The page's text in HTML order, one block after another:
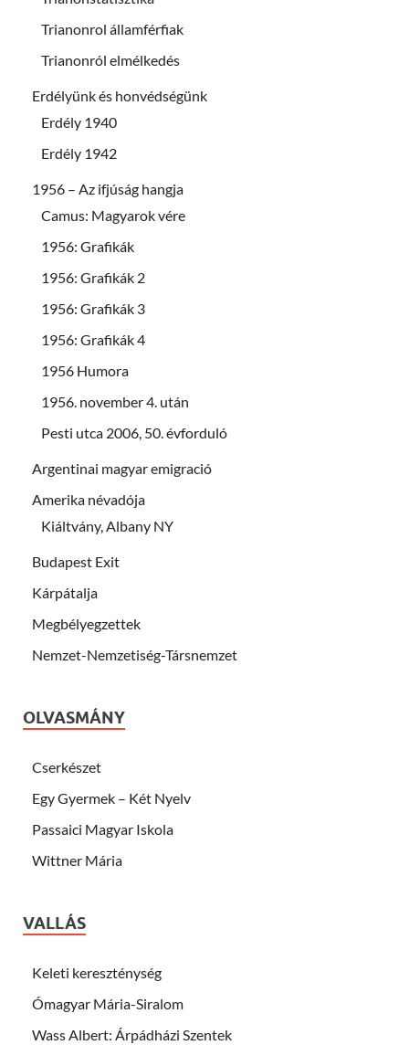
Trianonrol államférfiak
Trianonról elmélkedés
Erdélyünk és honvédségünk
Erdély 1940
Erdély 1942
1956 – Az ifjúság hangja
Camus: Magyarok vére
1956: Grafikák
1956: Grafikák 2
1956: Grafikák 3
1956: Grafikák 4
1956 Humora
1956. november 4. után
Pesti utca 2006, 50. évforduló
Argentinai magyar emigració
Amerika névadója
Kiáltvány, Albany NY
Budapest Exit
Kárpátalja
Megbélyegzettek
Nemzet-Nemzetiség-Társnemzet
OLVASMÁNY
Cserkészet
Egy Gyermek – Két Nyelv
Passaici Magyar Iskola
Wittner Mária
VALLÁS
Keleti kereszténység
Ómagyar Mária-Siralom
Wass Albert: Árpádházi Szentek